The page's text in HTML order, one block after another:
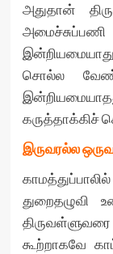
அதுதான்
சொல்ல
கருத்தாக்கிச்
இருவரல்ல
துறைதழுவி
கூற்றாகவே